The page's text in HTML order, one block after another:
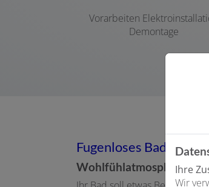
Vorarbeiten
Demontage
Fugenloses Bad
Wohlfühlatmosphäre der
Ihre
Wir